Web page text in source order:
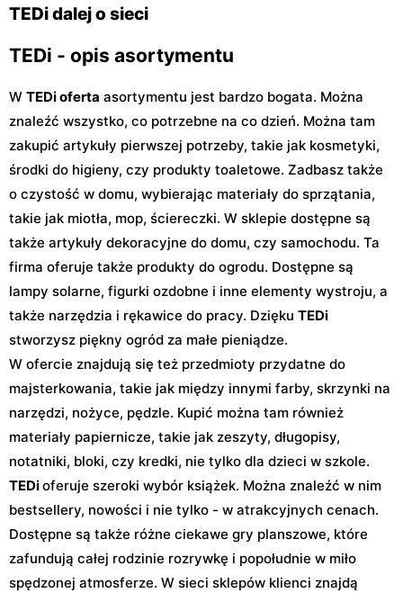
TEDi dalej o sieci
TEDi - opis asortymentu
W TEDi oferta asortymentu jest bardzo bogata. Można
znaleźć wszystko, co potrzebne na co dzień. Można tam
zakupić artykuły pierwszej potrzeby, takie jak kosmetyki,
środki do higieny, czy produkty toaletowe. Zadbasz także
o czystość w domu, wybierając materiały do sprzątania,
takie jak miotła, mop, ściereczki. W sklepie dostępne są
także artykuły dekoracyjne do domu, czy samochodu. Ta
firma oferuje także produkty do ogrodu. Dostępne są
lampy solarne, figurki ozdobne i inne elementy wystroju, a
także narzędzia i rękawice do pracy. Dzięku TEDi
stworzysz piękny ogród za małe pieniądze.
W ofercie znajdują się też przedmioty przydatne do
majsterkowania, takie jak między innymi farby, skrzynki na
narzędzi, nożyce, pędzle. Kupić można tam również
materiały papiernicze, takie jak zeszyty, długopisy,
notatniki, bloki, czy kredki, nie tylko dla dzieci w szkole.
TEDioferuje szeroki wybór książek. Można znaleźć w nim
bestsellery, nowości i nie tylko - w atrakcyjnych cenach.
Dostępne są także różne ciekawe gry planszowe, które
zafundują całej rodzinie rozrywkę i popołudnie w miło
spędzonej atmosferze. W sieci sklepów klienci znajdą